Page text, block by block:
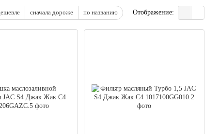
сначала дороже по названию Отображение: